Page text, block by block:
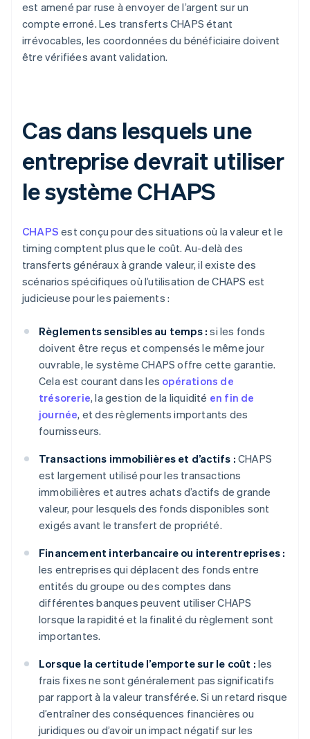
est amené par ruse à envoyer de l’argent sur un
compte erroné. Les transferts CHAPS étant
irrévocables, les coordonnées du bénéficiaire doivent
être vérifiées avant validation.
Cas dans lesquels une
entreprise devrait utiliser
le système CHAPS
CHAPS est conçu pour des situations où la valeur et le
timing comptent plus que le coût. Au-delà des
transferts généraux à grande valeur, il existe des
scénarios spécifiques où l’utilisation de CHAPS est
judicieuse pour les paiements :
Règlements sensibles au temps : si les fonds
doivent être reçus et compensés le même jour
ouvrable, le système CHAPS offre cette garantie.
Cela est courant dans les opérations de
trésorerie, la gestion de la liquidité en fin de
journée, et des règlements importants des
fournisseurs.
Transactions immobilières et d’actifs : CHAPS
est largement utilisé pour les transactions
immobilières et autres achats d’actifs de grande
valeur, pour lesquels des fonds disponibles sont
exigés avant le transfert de propriété.
Financement interbancaire ou interentreprises :
les entreprises qui déplacent des fonds entre
entités du groupe ou des comptes dans
différentes banques peuvent utiliser CHAPS
lorsque la rapidité et la finalité du règlement sont
importantes.
Lorsque la certitude l’emporte sur le coût : les
frais fixes ne sont généralement pas significatifs
par rapport à la valeur transférée. Si un retard risque
d’entraîner des conséquences financières ou
juridiques ou d’avoir un impact négatif sur les